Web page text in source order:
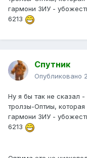
гармони ЗИУ -
6213
Спутник
Опубликовано
Ну я бы так не сказал
тролзы-Оптиы, которая
гармони ЗИУ -
6213